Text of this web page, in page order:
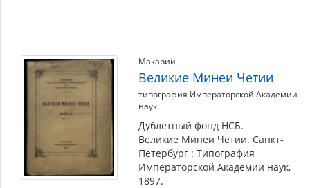
Макарий
Великие Минеи Четии
типография Императорской Академии
наук
Дублетный фонд НСБ.
Великие Минеи Четии. Санкт-
Петербург : Типография
Императорской Академии наук,
1897.